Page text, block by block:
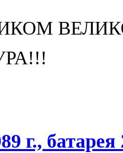
г., батарея